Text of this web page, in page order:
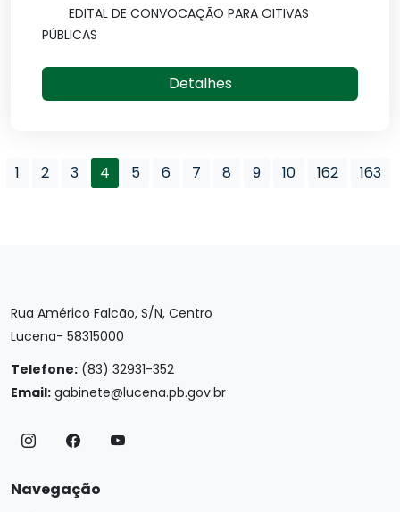
EDITAL DE CONVOCAÇÃO PARA OITIVAS
PÚBLICAS
Detalhes
1 2 3 4 5 6 7 8 9 10 162 163
Rua Américo Falcão, S/N, Centro
Lucena- 58315000
Telefone: (83) 32931-352
Email: gabinete@lucena.pb.gov.br
Navegação